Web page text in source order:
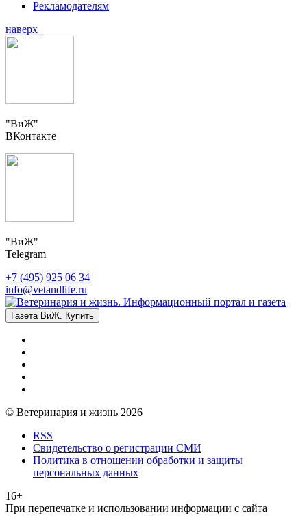
Рекламодателям
наверх
"ВиЖ"
ВКонтакте
"ВиЖ"
Telegram
+7 (495) 925 06 34
info@vetandlife.ru
Газета ВиЖ. Купить
© Ветеринария и жизнь 2026
RSS
Свидетельство о регистрации СМИ
Политика в отношении обработки и защиты
персональных данных
16+
При перепечатке и использовании информации с сайта